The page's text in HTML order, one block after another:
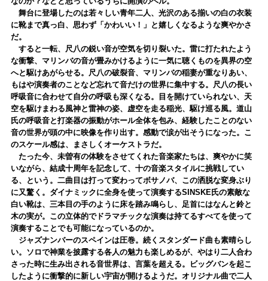
舞台に登場したのは若々しい青年二人、光沢のある揃いの白の衣装
に靴まで真っ白、思わず「かわいい！」と嬉しくなるような爽やかさ
だ。
すると一転、尺八の鋭い音が空気を切り裂いた。雷に打たれたよう
な衝撃、マリンバの音が畳みかけるように一気に聴くものを異界の空
へと駆けあがらせる。尺八の破裂音、マリンバの稲妻が重なりあい、
もはや演奏者のことなど忘れて音だけの世界に集中する。尺八の長い
呼吸音に合わせて自分の呼吸も深くなる。目を開けていられない、天
空を駆けまわる風神と雷神の姿、虚空を走る稲光、駆け巡る風。道山
氏の呼吸音と打楽器の振動がホール全体を包み、経験したことのない
音の世界が頭の中に映像を作り出す。感動で涙が出そうになった。こ
のスケール感は、まさしくオーケストラだ。
たった今、未曽有の体験をさせてくれた音楽家たちは、爽やかに笑
いながら、結成十周年を記念して、十の音楽スタイルに挑戦してい
る、という。二曲目は打って変わってボサノバ、この洒脱な変身ぶり
に又驚く。ダイナミックに全身を使って演奏するSINSKE氏の素敵な
白い靴は、三本目の手のように床を踏み鳴らし、足首にはなんと鈴と
木の実が。この立体的でドラマチックな演奏は持てるすべてを使って
演奏することでも可能になっているのか。
ジャズナンバーのスペインは圧巻。続くスタンダード曲も素晴らし
い。ソロで神業を披露する各人の魅力も楽しめるが、やはり二人合わ
さった時に生み出される音世界は、言葉を超える。ビッグバンを起こ
したように衝撃的に新しい宇宙が開けるようだ。オリジナル曲で二人